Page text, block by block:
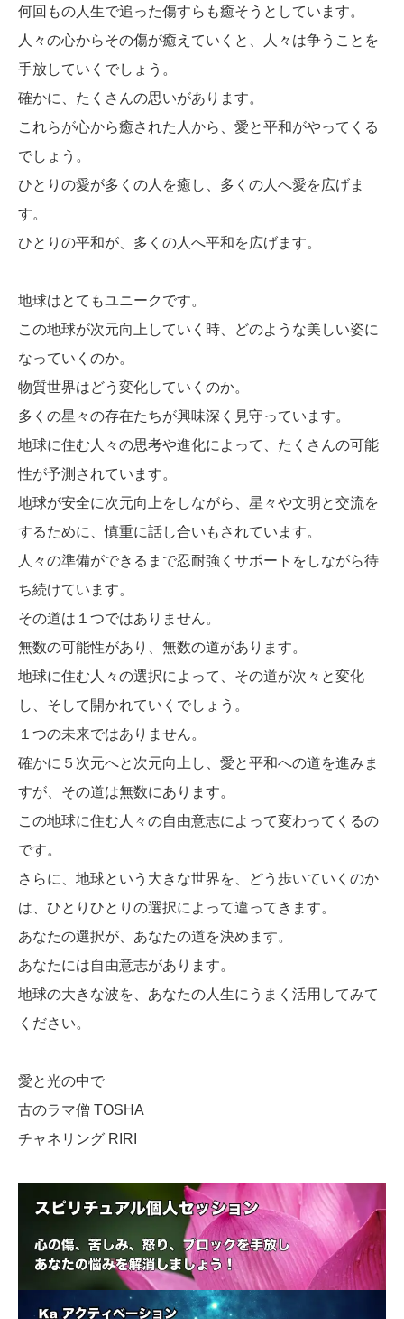
何回もの人生で追った傷すらも癒そうとしています。
人々の心からその傷が癒えていくと、人々は争うことを
手放していくでしょう。
確かに、たくさんの思いがあります。
これらが心から癒された人から、愛と平和がやってくる
でしょう。
ひとりの愛が多くの人を癒し、多くの人へ愛を広げま
す。
ひとりの平和が、多くの人へ平和を広げます。
地球はとてもユニークです。
この地球が次元向上していく時、どのような美しい姿に
なっていくのか。
物質世界はどう変化していくのか。
多くの星々の存在たちが興味深く見守っています。
地球に住む人々の思考や進化によって、たくさんの可能
性が予測されています。
地球が安全に次元向上をしながら、星々や文明と交流を
するために、慎重に話し合いもされています。
人々の準備ができるまで忍耐強くサポートをしながら待
ち続けています。
その道は１つではありません。
無数の可能性があり、無数の道があります。
地球に住む人々の選択によって、その道が次々と変化
し、そして開かれていくでしょう。
１つの未来ではありません。
確かに５次元へと次元向上し、愛と平和への道を進みま
すが、その道は無数にあります。
この地球に住む人々の自由意志によって変わってくるの
です。
さらに、地球という大きな世界を、どう歩いていくのか
は、ひとりひとりの選択によって違ってきます。
あなたの選択が、あなたの道を決めます。
あなたには自由意志があります。
地球の大きな波を、あなたの人生にうまく活用してみて
ください。
愛と光の中で
古のラマ僧 TOSHA
チャネリング RIRI